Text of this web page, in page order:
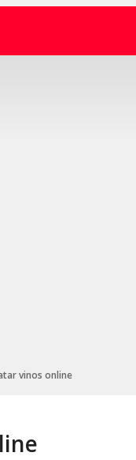
vinos online